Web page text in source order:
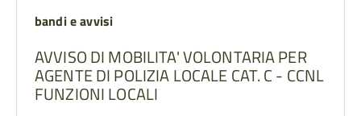
bandi e avvisi
AVVISO DI MOBILITA' VOLONTARIA PER
AGENTE DI POLIZIA LOCALE CAT. C - CCNL
FUNZIONI LOCALI